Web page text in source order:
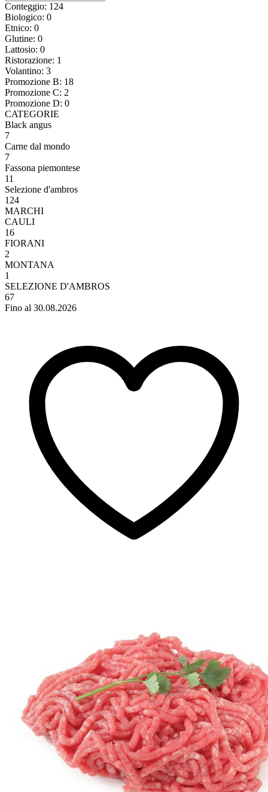
Conteggio: 124
Biologico: 0
Etnico: 0
Glutine: 0
Lattosio: 0
Ristorazione: 1
Volantino: 3
Promozione B: 18
Promozione C: 2
Promozione D: 0
CATEGORIE
Black angus
7
Carne dal mondo
7
Fassona piemontese
11
Selezione d'ambros
124
MARCHI
CAULI
16
FIORANI
2
MONTANA
1
SELEZIONE D'AMBROS
67
Fino al 30.08.2026